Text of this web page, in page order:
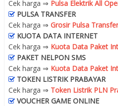
Cek harga ⇒ Pulsa Elektrik All
PULSA TRANSFER
Cek harga ⇒ Grosir Pulsa
KUOTA DATA INTERNET
Cek harga ⇒ Kuota Data Paket
PAKET NELPON SMS
Cek harga ⇒ Kuota Data Paket
TOKEN LISTRIK PRABAYAR
Cek harga ⇒ Token Listrik PLN
VOUCHER GAME ONLINE